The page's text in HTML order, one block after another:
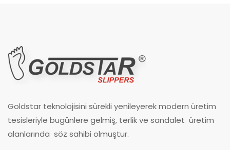
Goldstar teknolojisini sürekli yenileyerek modern üretim
tesisleriyle bugünlere gelmiş, terlik ve sandalet üretim
alanlarında söz sahibi olmuştur.